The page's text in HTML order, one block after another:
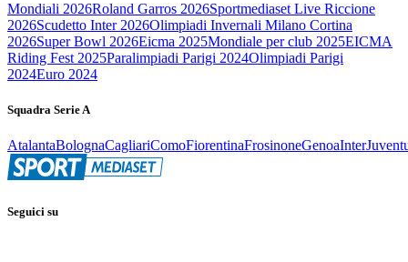
Mondiali 2026Roland Garros 2026Sportmediaset Live Riccione
2026Scudetto Inter 2026Olimpiadi Invernali Milano Cortina
2026Super Bowl 2026Eicma 2025Mondiale per club 2025EICMA
Riding Fest 2025Paralimpiadi Parigi 2024Olimpiadi Parigi
2024Euro 2024
Squadra Serie A
AtalantaBolognaCagliariComoFiorentinaFrosinoneGenoaInter
Seguici su